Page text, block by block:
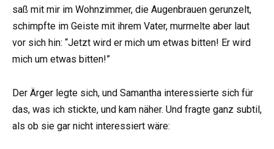
saß mit mir im Wohnzimmer, die Augenbrauen gerunzelt,
schimpfte im Geiste mit ihrem Vater, murmelte aber laut
vor sich hin: “Jetzt wird er mich um etwas bitten! Er wird
mich um etwas bitten!”
Der Ärger legte sich, und Samantha interessierte sich für
das, was ich stickte, und kam näher. Und fragte ganz subtil,
als ob sie gar nicht interessiert wäre: